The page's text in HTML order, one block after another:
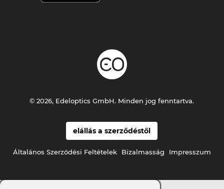
elállás a szerződéstől
Általános Szerződési Feltételek Bizalmasság Impresszum
© 2026, Edeloptics GmbH. Minden jog fenntartva.